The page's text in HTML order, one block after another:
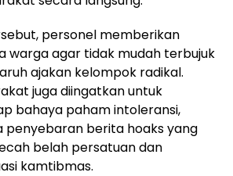
personel memberikan
warga agar tidak mudah terbujuk
ajakan kelompok radikal.
juga diingatkan untuk
bahaya paham intoleransi,
penyebaran berita hoaks yang
belah persatuan dan
kamtibmas.